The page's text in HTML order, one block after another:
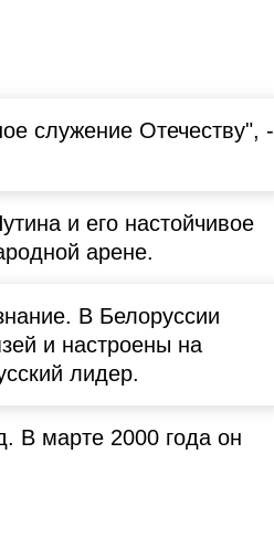
служение Отечеству", -
и его настойчивое
арене.
В Белоруссии
и настроены на
лидер.
В марте 2000 года он